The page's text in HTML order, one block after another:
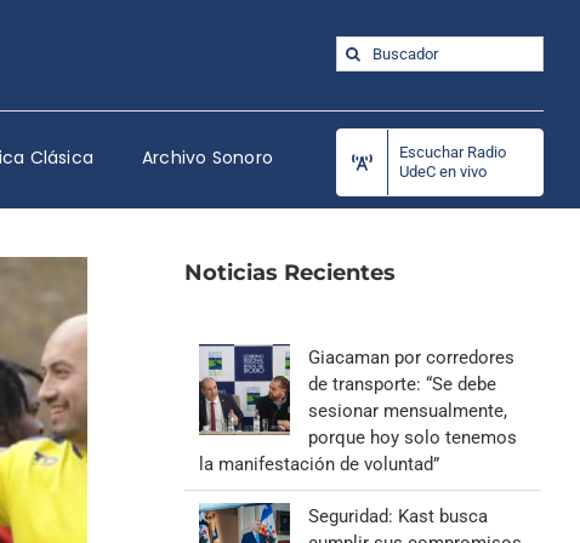
Buscar:
Clásica Archivo Sonoro
Escuchar Radio
UdeC en vivo
Noticias Recientes
Giacaman por corredores
de transporte: “Se debe
sesionar mensualmente,
porque hoy solo tenemos
la manifestación de voluntad”
Seguridad: Kast busca